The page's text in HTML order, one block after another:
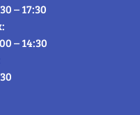
– 17:30
– 14:30